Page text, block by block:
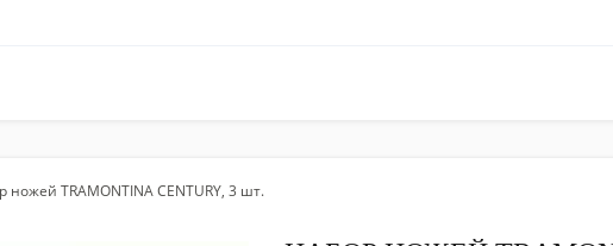
ножей TRAMONTINA СЕNTURY, 3 шт.